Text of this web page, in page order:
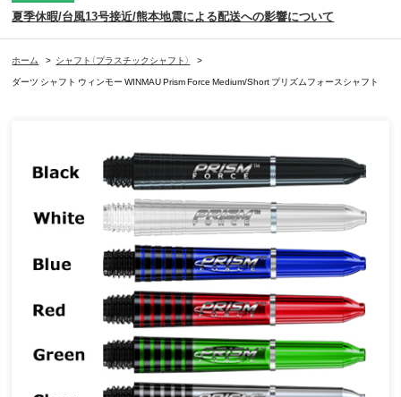
夏季休暇/台風13号接近/熊本地震による配送への影響について
ホーム > シャフト（プラスチックシャフト）
>
ダーツ シャフト ウィンモー WINMAU Prism Force Medium/Short プリズムフォースシャフト